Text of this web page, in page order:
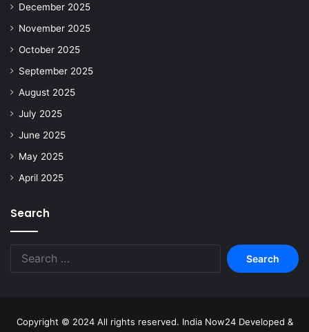
December 2025
November 2025
October 2025
September 2025
August 2025
July 2025
June 2025
May 2025
April 2025
Search
Copyright © 2024 All rights reserved. India Now24 Developed &